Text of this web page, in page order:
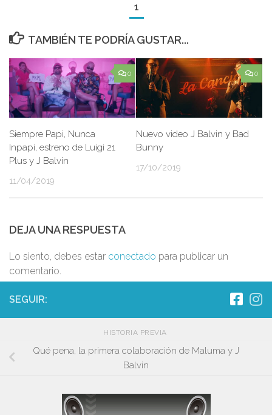
1
TAMBIÉN TE PODRÍA GUSTAR...
0
Siempre Papi, Nunca
Inpapi, estreno de Luigi 21
Plus y J Balvin
11/04/2019
0
Nuevo video J Balvin y Bad
Bunny
17/10/2019
DEJA UNA RESPUESTA
Lo siento, debes estar conectado para publicar un
comentario.
SEGUIR:
HISTORIA PREVIA
Qué pena, la primera colaboración de Maluma y J
Balvin